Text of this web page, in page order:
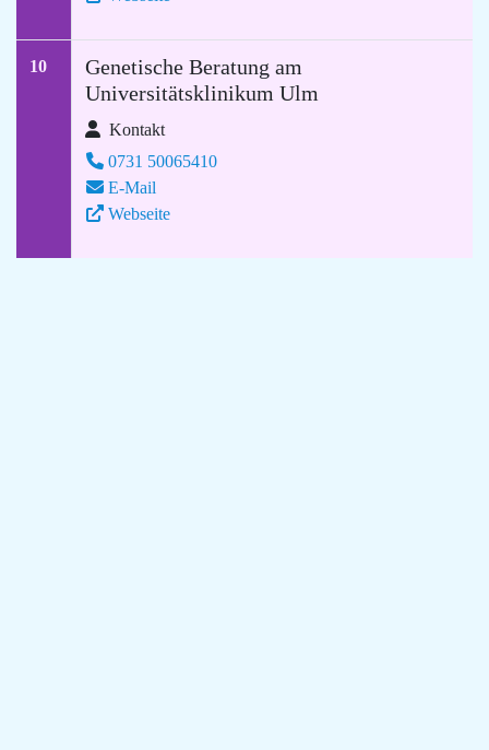
10
Genetische Beratung am
Universitätsklinikum Ulm
Kontakt
0731 50065410
E-Mail
Webseite